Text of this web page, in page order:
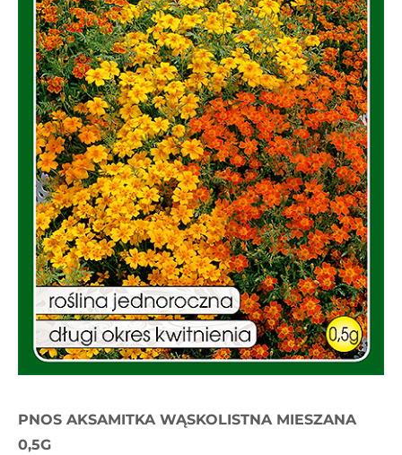
PNOS AKSAMITKA WĄSKOLISTNA MIESZANA
0,5G